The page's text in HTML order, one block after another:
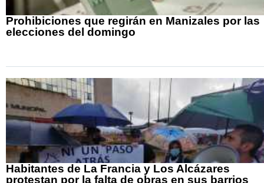
Prohibiciones que regirán en Manizales por las
elecciones del domingo
Habitantes de La Francia y Los Alcázares
protestan por la falta de obras en sus barrios